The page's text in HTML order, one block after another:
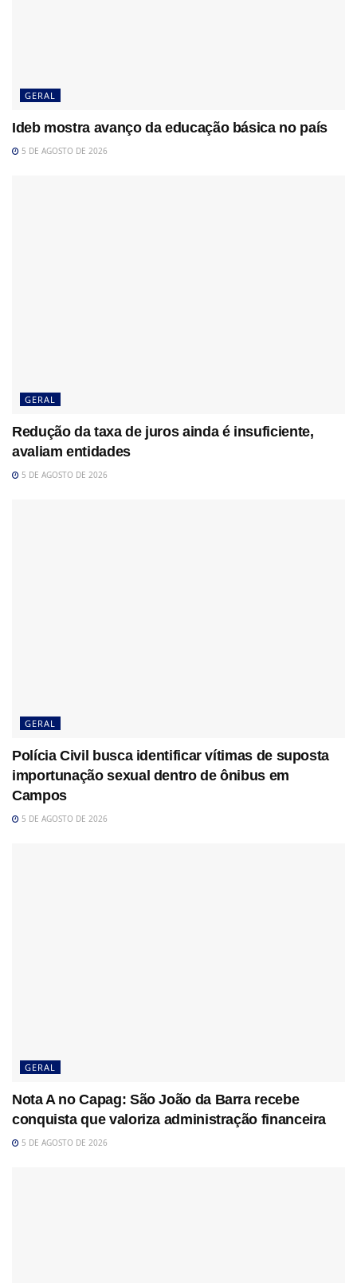
GERAL
Ideb mostra avanço da educação básica no país
5 DE AGOSTO DE 2026
GERAL
Redução da taxa de juros ainda é insuficiente,
avaliam entidades
5 DE AGOSTO DE 2026
GERAL
Polícia Civil busca identificar vítimas de suposta
importunação sexual dentro de ônibus em
Campos
5 DE AGOSTO DE 2026
GERAL
Nota A no Capag: São João da Barra recebe
conquista que valoriza administração financeira
5 DE AGOSTO DE 2026